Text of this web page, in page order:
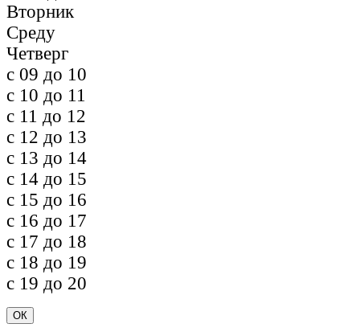
Вторник
Среду
Четверг
c 09 до 10
c 10 до 11
c 11 до 12
c 12 до 13
c 13 до 14
c 14 до 15
c 15 до 16
c 16 до 17
c 17 до 18
c 18 до 19
c 19 до 20
ОК